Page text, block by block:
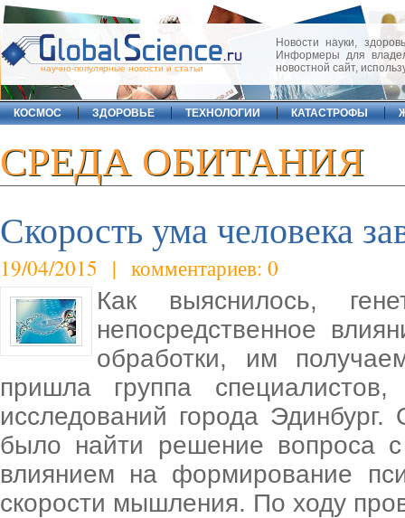
научно-популярные новости и статьи
Новости науки,
Информеры для
новостной сайт,
КОСМОС ЗДОРОВЬЕ ТЕХНОЛОГИИ КАТАСТРОФЫ
СРЕДА ОБИТАНИЯ
Скорость ума человека
19/04/2015 | комментариев: 0
Как выяснилось,
непосредственное
обработки, им
пришла группа
исследований города
было найти решение вопроса
влиянием на формирование
скорости мышления. По ходу